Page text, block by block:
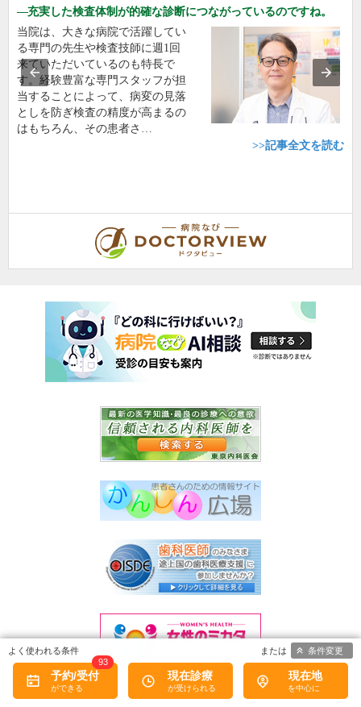
充実した検査体制が的確な診断につながっているのですね。
当院は、大きな病院で活躍してい
る専門の先生や検査技師に週1回
来ていただいているのも特長で
す。経験豊富な専門スタッフが担
当することによって、病変の見落
としを防ぎ検査の精度が高まるの
はもちろん、その患者さ…
>>記事全文を読む
予約/受付
93
現在診療 現在地
条件変更